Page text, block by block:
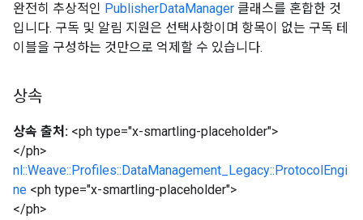
완전히 추상적인 PublisherDataManager 클래스를 혼합한 것
입니다. 구독 및 알림 지원은 선택사항이며 항목이 없는 구독 테
이블을 구성하는 것만으로 억제할 수 있습니다.
상속
상속 출처: <ph type="x-smartling-placeholder">
</ph>
nl::Weave::Profiles::DataManagement_Legacy::ProtocolEngi
ne <ph type="x-smartling-placeholder">
</ph>